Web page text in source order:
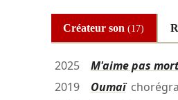
Créateur son(17)
2025 M'aime pas
2019
Oumaï